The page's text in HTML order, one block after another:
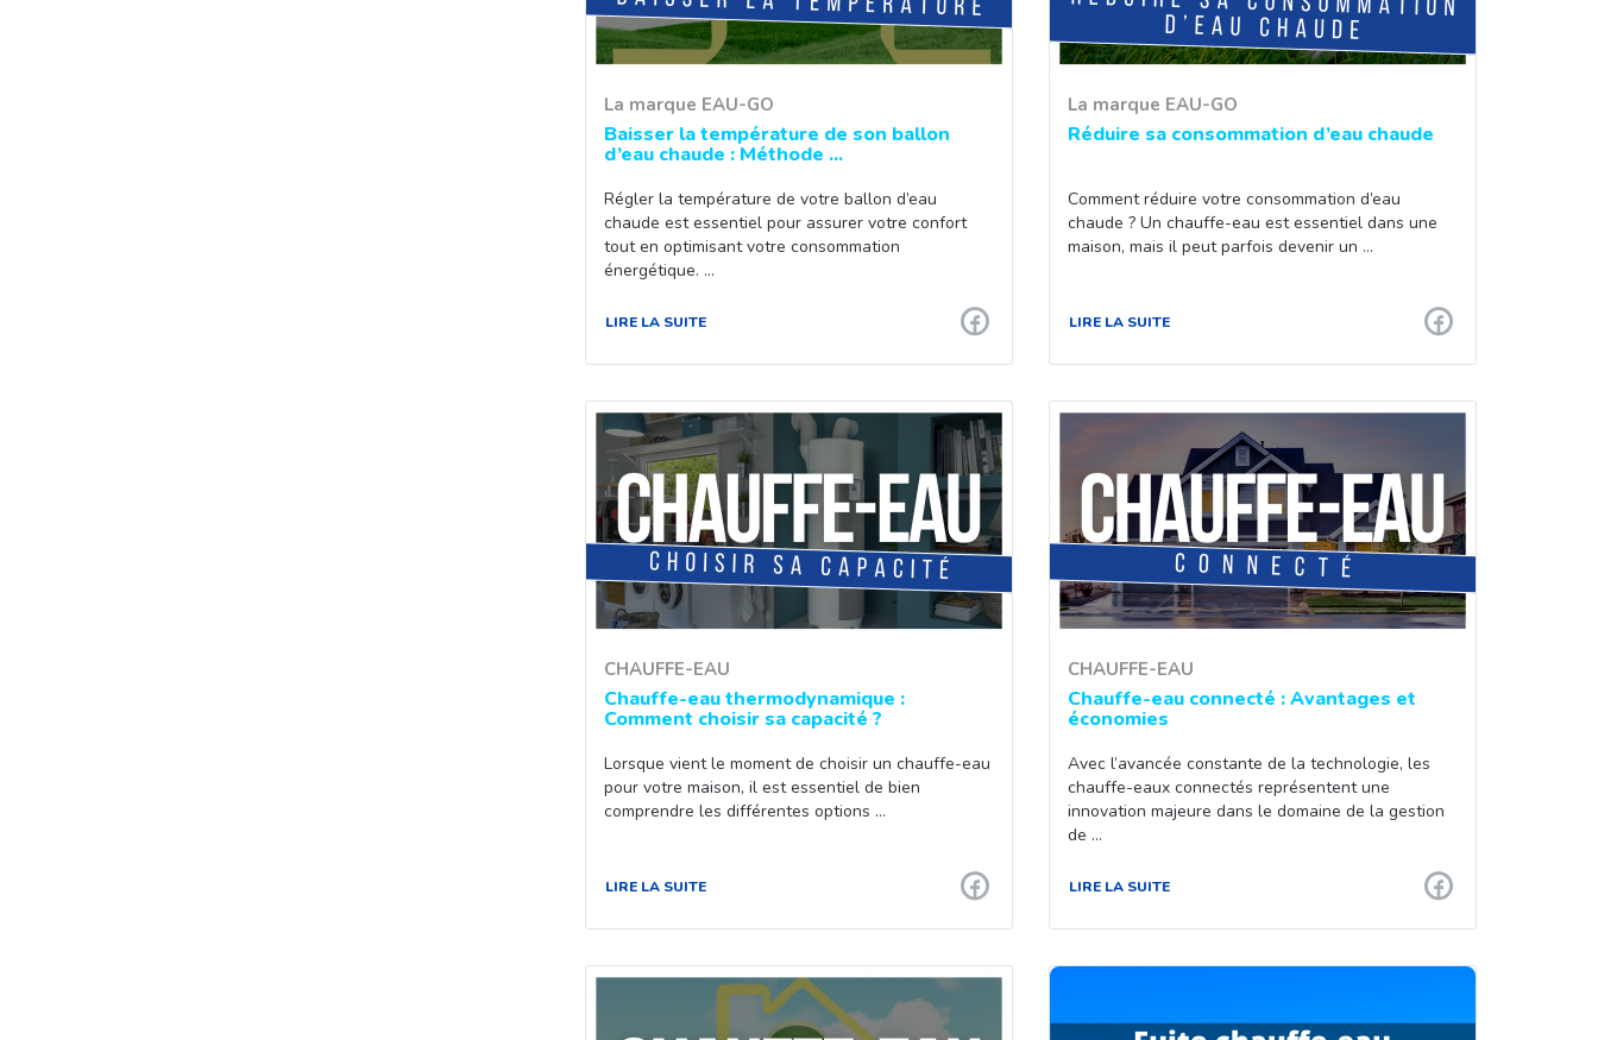
La marque EAU-GO
Baisser la température de son ballon
d’eau chaude : Méthode ...
Régler la température de votre ballon d’eau
chaude est essentiel pour assurer votre confort
tout en optimisant votre consommation
énergétique. …
LIRE LA SUITE
La marque EAU-GO
Réduire sa consommation d’eau chaude
Comment réduire votre consommation d’eau
chaude ? Un chauffe-eau est essentiel dans une
maison, mais il peut parfois devenir un …
LIRE LA SUITE
CHAUFFE-EAU
Chauffe-eau thermodynamique :
Comment choisir sa capacité ?
Lorsque vient le moment de choisir un chauffe-eau
pour votre maison, il est essentiel de bien
comprendre les différentes options …
LIRE LA SUITE
CHAUFFE-EAU
Chauffe-eau connecté : Avantages et
économies
Avec l’avancée constante de la technologie, les
chauffe-eaux connectés représentent une
innovation majeure dans le domaine de la gestion
de …
LIRE LA SUITE